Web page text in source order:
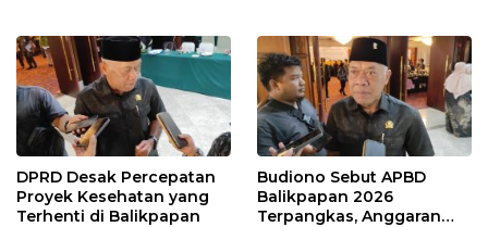
DPRD Desak Percepatan
Proyek Kesehatan yang
Terhenti di Balikpapan
Budiono Sebut APBD
Balikpapan 2026
Terpangkas, Anggaran